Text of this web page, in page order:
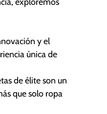
y el
única de
de élite son un
que solo ropa